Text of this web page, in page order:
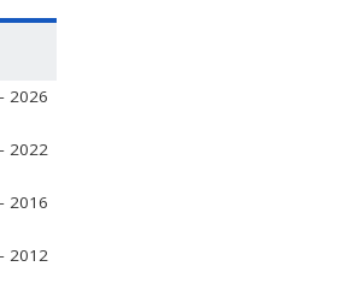
2026
2022
2016
2012